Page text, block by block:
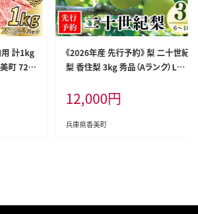
用 計1kg
町 72-2
《2026年産 先行予約》 梨 二十世紀
梨 香住梨 3kg 秀品（Aランク）L～5
下旬以降発送予定】香美町 76-02
12,000円
兵庫県香美町